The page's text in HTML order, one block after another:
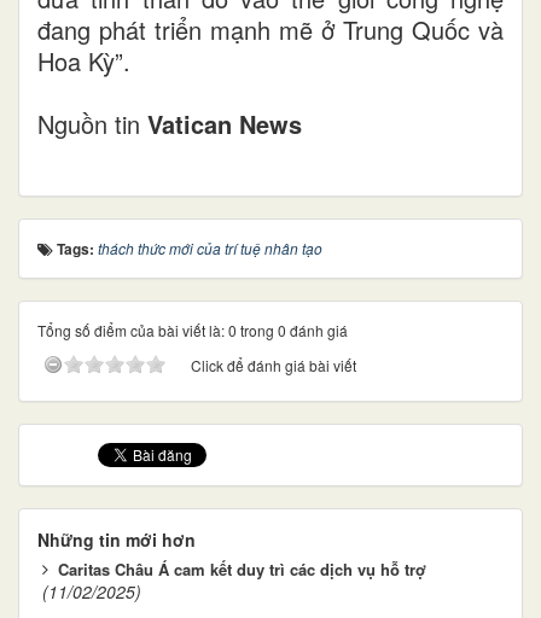
đang phát triển mạnh mẽ ở Trung Quốc và
Hoa Kỳ”.
Nguồn tin Vatican News
Tags: thách thức mới của trí tuệ nhân tạo
Tổng số điểm của bài viết là: 0 trong 0 đánh giá
Click để đánh giá bài viết
Những tin mới hơn
Caritas Châu Á cam kết duy trì các dịch vụ hỗ trợ
(11/02/2025)